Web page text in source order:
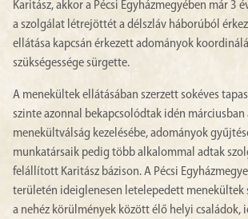
Karitász, akkor a Pécsi Egyházmegyében már 3
a szolgálat létrejöttét a délszláv háborúból
ellátása kapcsán érkezett adományok
szükségessége sürgette.
A menekültek ellátásában szerzett sokéves
szinte azonnal bekapcsolódtak idén márciusban
menekültválság kezelésébe, adományok
munkatársaik pedig több alkalommal adtak
felállított Karitász bázison. A Pécsi Egyházmegye
területén ideiglenesen letelepedett menekültek
a nehéz körülmények között élő helyi családok,